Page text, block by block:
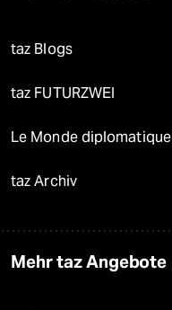
taz Blogs
taz FUTURZWEI
Le Monde diplomatique
taz Archiv
Mehr taz Angebote